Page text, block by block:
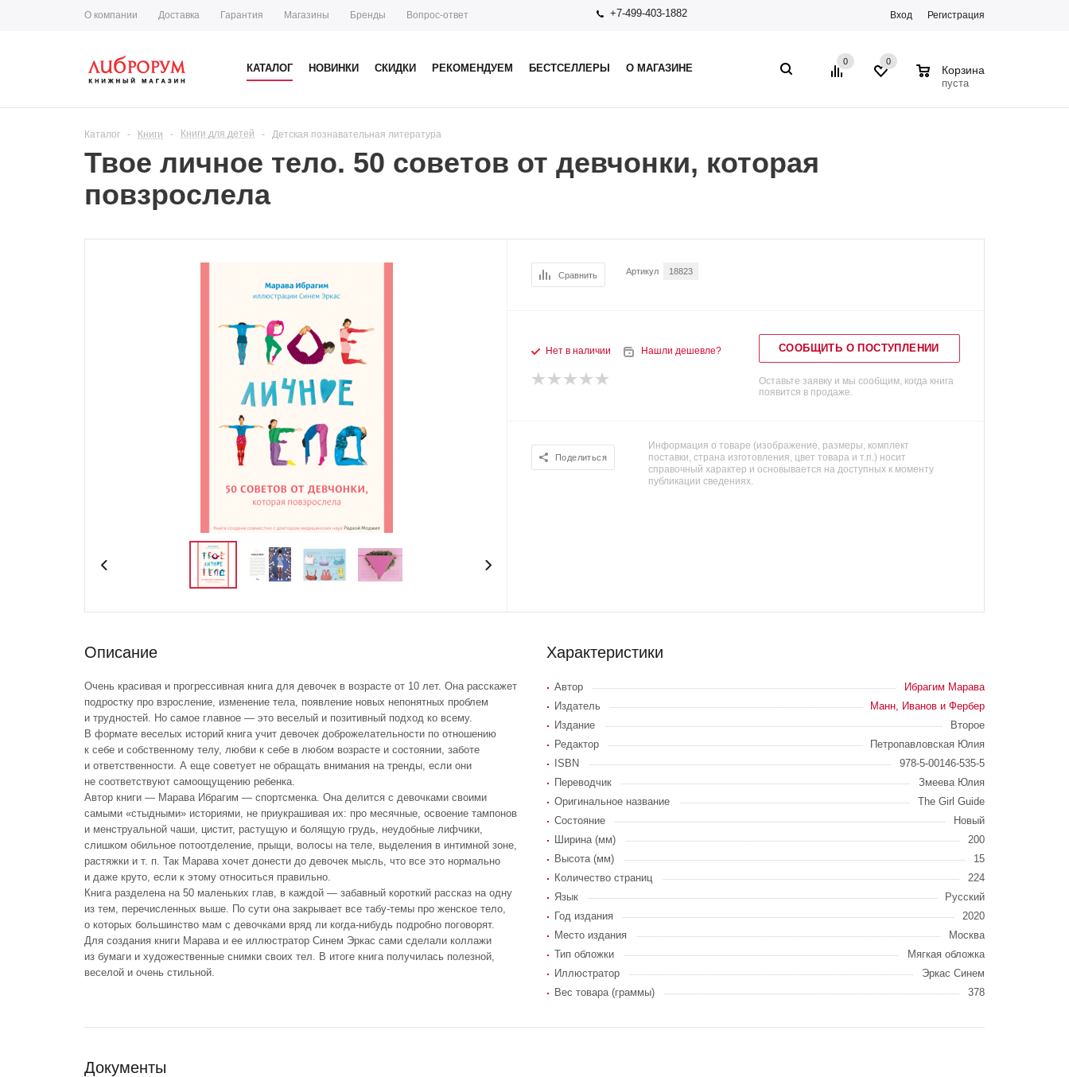
О компании Доставка Гарантия Магазины Бренды Вопрос-ответ +7-499-403-1882 Вход Регистрация
КАТАЛОГ НОВИНКИ СКИДКИ РЕКОМЕНДУЕМ БЕСТСЕЛЛЕРЫ О МАГАЗИНЕ
0 0
Корзина
пуста
Каталог - Книги - Книги для детей - Детская познавательная литература
Твое личное тело. 50 советов от девчонки, которая
повзрослела
Сравнить Артикул 18823
Нет в наличии Нашли дешевле? СООБЩИТЬ О ПОСТУПЛЕНИИ
Оставьте заявку и мы сообщим, когда книга
появится в продаже.
Поделиться
Информация о товаре (изображение, размеры, комплект
поставки, страна изготовления, цвет товара и т.п.) носит
справочный характер и основывается на доступных к моменту
публикации сведениях.
Описание
Очень красивая и прогрессивная книга для девочек в возрасте от 10 лет. Она расскажет
подростку про взросление, изменение тела, появление новых непонятных проблем
и трудностей. Но самое главное — это веселый и позитивный подход ко всему.
В формате веселых историй книга учит девочек доброжелательности по отношению
к себе и собственному телу, любви к себе в любом возрасте и состоянии, заботе
и ответственности. А еще советует не обращать внимания на тренды, если они
не соответствуют самоощущению ребенка.
Автор книги — Марава Ибрагим — спортсменка. Она делится с девочками своими
самыми «стыдными» историями, не приукрашивая их: про месячные, освоение тампонов
и менструальной чаши, цистит, растущую и болящую грудь, неудобные лифчики,
слишком обильное потоотделение, прыщи, волосы на теле, выделения в интимной зоне,
растяжки и т. п. Так Марава хочет донести до девочек мысль, что все это нормально
и даже круто, если к этому относиться правильно.
Книга разделена на 50 маленьких глав, в каждой — забавный короткий рассказ на одну
из тем, перечисленных выше. По сути она закрывает все табу-темы про женское тело,
о которых большинство мам с девочками вряд ли когда-нибудь подробно поговорят.
Для создания книги Марава и ее иллюстратор Синем Эркас сами сделали коллажи
из бумаги и художественные снимки своих тел. В итоге книга получилась полезной,
веселой и очень стильной.
Характеристики
Автор
Ибрагим Марава
Издатель
Манн, Иванов и Фербер
Издание
Второе
Редактор
Петропавловская Юлия
ISBN
978-5-00146-535-5
Переводчик
Змеева Юлия
Оригинальное название
The Girl Guide
Состояние
Новый
Ширина (мм)
200
Высота (мм)
15
Количество страниц
224
Язык
Русский
Год издания
2020
Место издания
Москва
Тип обложки
Мягкая обложка
Иллюстратор
Эркас Синем
Вес товара (граммы)
378
Документы